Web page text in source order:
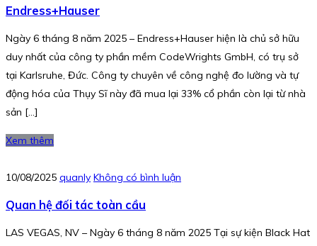
Endress+Hauser
Ngày 6 tháng 8 năm 2025 – Endress+Hauser hiện là chủ sở hữu
duy nhất của công ty phần mềm CodeWrights GmbH, có trụ sở
tại Karlsruhe, Đức. Công ty chuyên về công nghệ đo lường và tự
động hóa của Thụy Sĩ này đã mua lại 33% cổ phần còn lại từ nhà
sản […]
Xem thêm
10/08/2025 quanly Không có bình luận
Quan hệ đối tác toàn cầu
LAS VEGAS, NV – Ngày 6 tháng 8 năm 2025 Tại sự kiện Black Hat